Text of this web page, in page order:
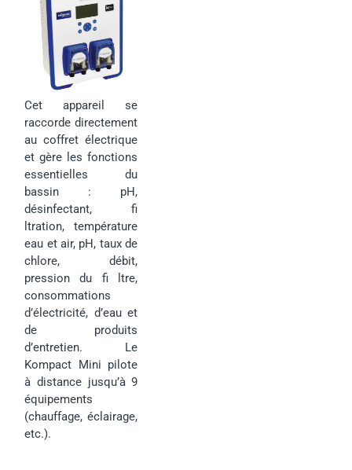
Cet appareil se
raccorde directement
au coffret électrique
et gère les fonctions
essentielles du
bassin : pH,
désinfectant, fi
ltration, température
eau et air, pH, taux de
chlore, débit,
pression du fi ltre,
consommations
d’électricité, d’eau et
de produits
d’entretien. Le
Kompact Mini pilote
à distance jusqu’à 9
équipements
(chauffage, éclairage,
etc.).